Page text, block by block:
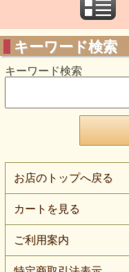
キーワード検索
キーワード検索
お店のトップへ戻る
カートを見る
ご利用案内